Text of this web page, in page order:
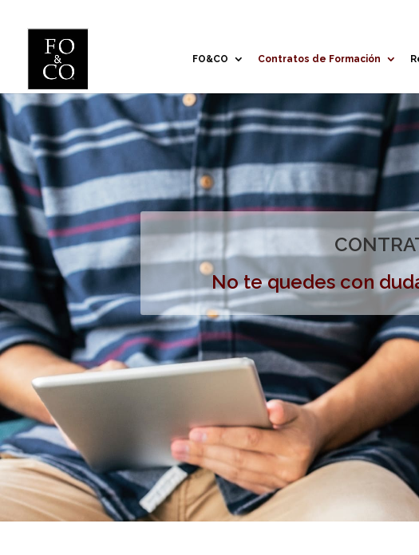
FO&CO Contratos de Formación
No te quedes con